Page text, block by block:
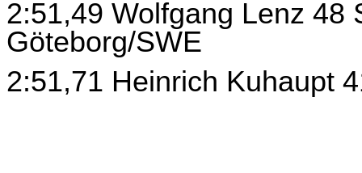
2:51,49 Wolfgang Lenz 48
Göteborg/SWE
2:51,71 Heinrich Kuhaupt